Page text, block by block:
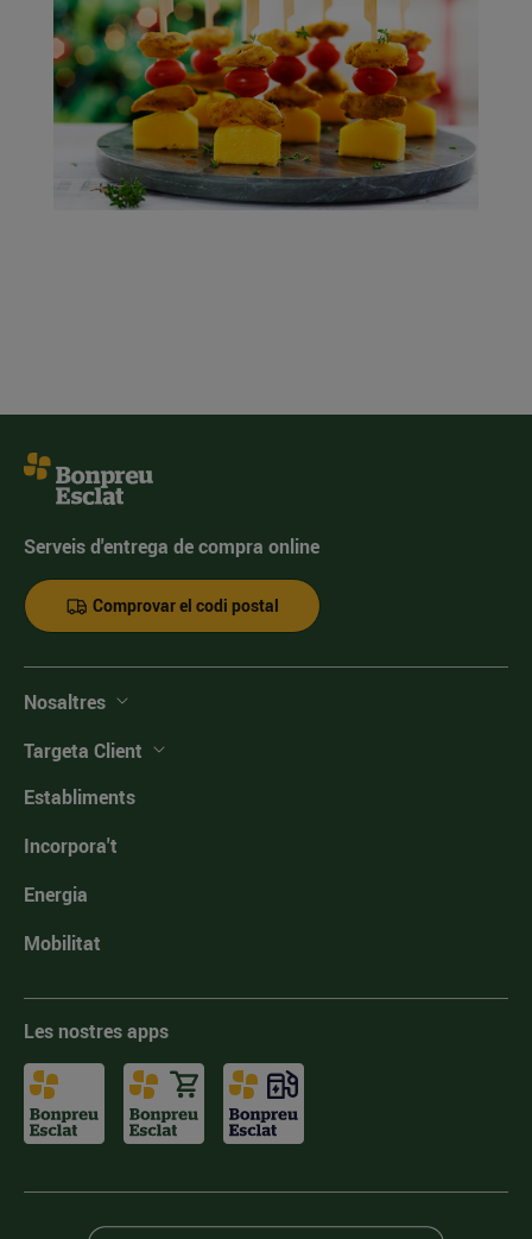
Serveis d'entrega de compra online
Comprovar el codi postal
Nosaltres
Targeta Client
Establiments
Incorpora't
Energia
Mobilitat
Les nostres apps